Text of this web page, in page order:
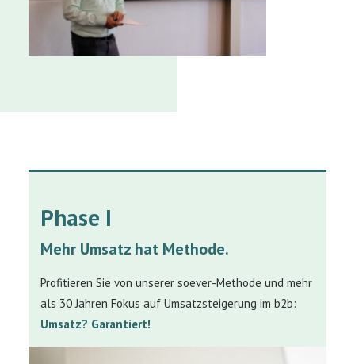
Phase I
Mehr Umsatz hat Methode.
Profitieren Sie von unserer soever-Methode und mehr
als 30 Jahren Fokus auf Umsatzsteigerung im b2b:
Umsatz? Garantiert!